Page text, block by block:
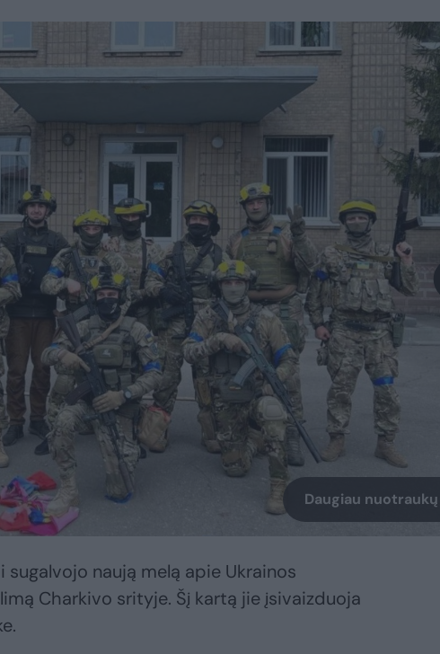
Daugiau nuotraukų
naują melą apie Ukrainos
Charkivo srityje. Šį kartą jie įsivaizduoja